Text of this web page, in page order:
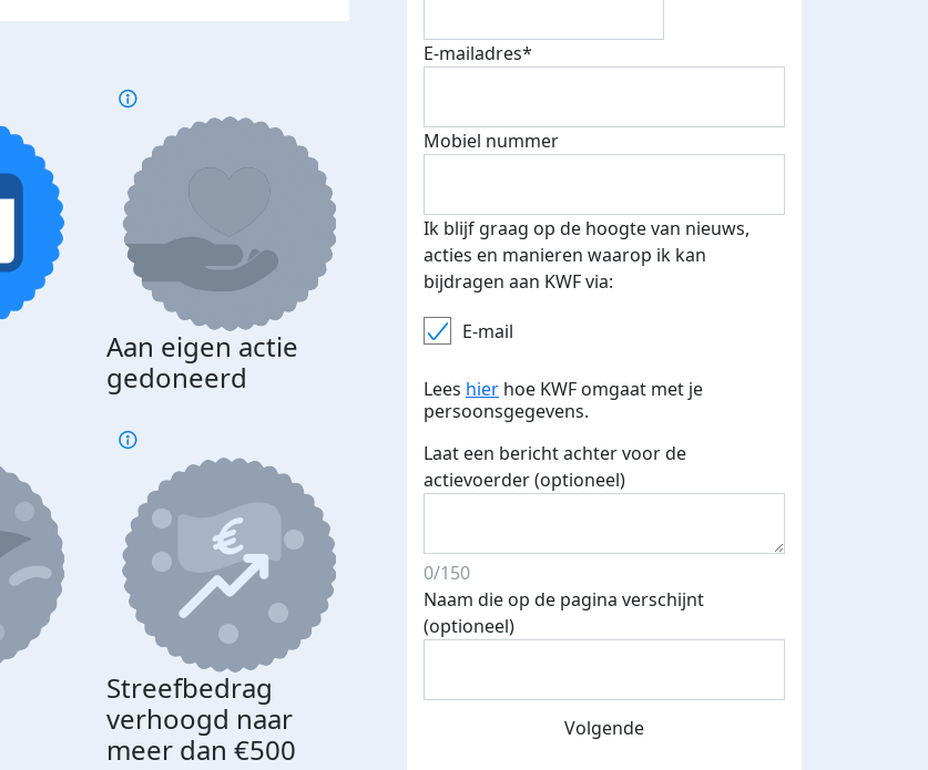
Aan eigen actie
gedoneerd
Streefbedrag
verhoogd naar
meer dan €500
Donateurs
bedankt
E-mailadres*
Mobiel nummer
Ik blijf graag op de hoogte van nieuws,
acties en manieren waarop ik kan
bijdragen aan KWF via:
E-mail
Lees hier hoe KWF omgaat met je
persoonsgegevens.
Laat een bericht achter voor de
actievoerder (optioneel)
0/150
Naam die op de pagina verschijnt
(optioneel)
Volgende